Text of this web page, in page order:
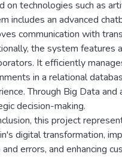
on technologies such as
includes an advanced
communication with
the system features
It efficiently
in a relational
Through Big Data
decision-making.
this project
digital transformation,
errors, and enhancing